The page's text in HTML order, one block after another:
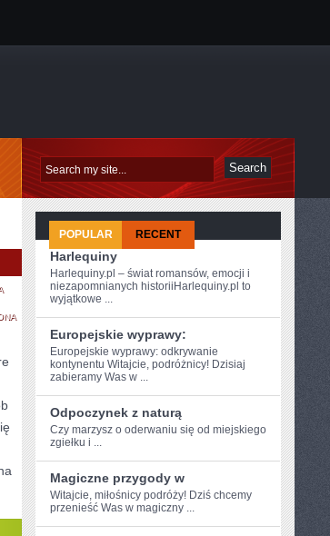
PIWA
ŚWIATA
POPULAR RECENT
Harlequiny
Harlequiny.pl – świat romansów, emocji i
niezapomnianych historiiHarlequiny.pl to
wyjątkowe ...
Europejskie wyprawy:
Europejskie wyprawy: ⁣odkrywanie
kontynentu Witajcie, podróżnicy! Dzisiaj
zabieramy Was w ...
Odpoczynek z naturą
Czy marzysz o oderwaniu ​się od miejskiego
zgiełku i ...
Magiczne przygody w
Witajcie, miłośnicy ​podróży! Dziś chcemy⁢
przenieść Was w magiczny ...